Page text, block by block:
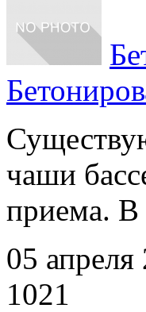
чаши
приема.
05 апреля
1021